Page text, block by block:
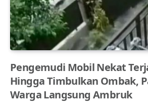
Pengemudi Mobil Nekat
Hingga Timbulkan Ombak,
Warga Langsung Ambruk